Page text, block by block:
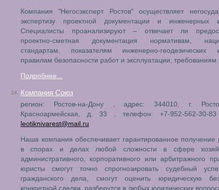
Компания "Негосэксперт Ростов" осуществляет
экспертизу проектной документации и инженерных
Специалисты проанализируют – отвечает ли
проектно-сметная документация нормативам,
стандартам, показателям инженерно-геодезических
правилам безопасности работ и эксплуатации,
Подробнее...
24. Компания Союз
регион: Ростов-на-Дону , адрес: 344010, г.
Красноармейская, д. 33 , телефон: +7-952-562-30-
leotiknivarest@mail.ru
Наша компания обеспечивает гарантированное получение
в спорах и делах любой сложности в сфере
административного, корпоративного или арбитражного
юристы смогут точно спрогнозировать судебный
гражданского дела, смогут оценить юридическую
конкретной сделки, разберутся в любых юридических